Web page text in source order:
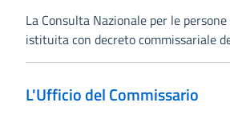
La Consulta Nazionale per le
istituita con decreto commissariale
L'Ufficio del Commissario